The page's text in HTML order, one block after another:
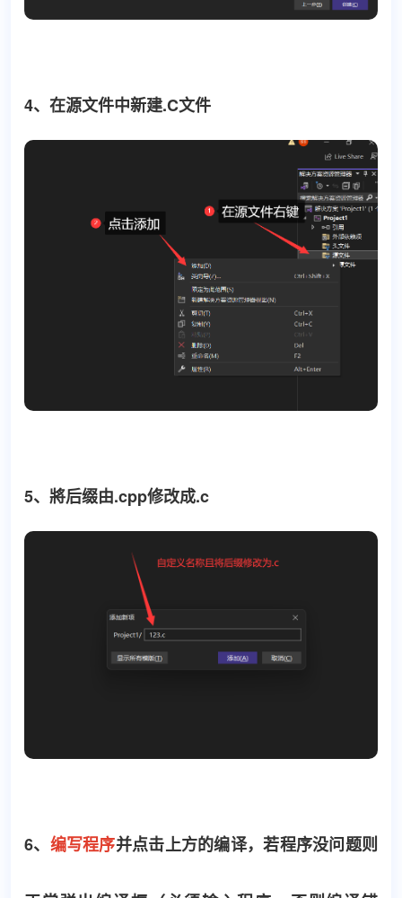
4、在源文件中新建.C文件
5、將后缀由.cpp修改成.c
6、 编写程序并点击上方的编译，若程序没问题则